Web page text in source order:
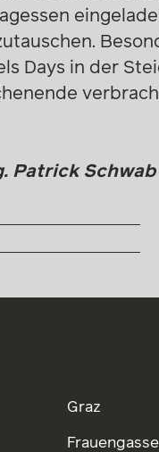
Days in der
Patrick
Graz